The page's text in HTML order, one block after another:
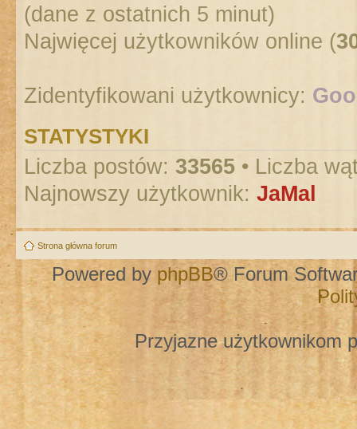
(dane z ostatnich 5 minut)
Najwięcej użytkowników online (
Zidentyfikowani użytkownicy:
STATYSTYKI
Liczba postów: 33565 • Liczba
Najnowszy użytkownik: JaMal
Strona główna forum
Powered by phpBB® Forum
Przyjazne użytkownikom